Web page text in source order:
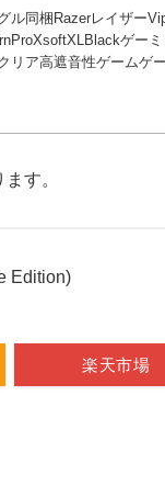
ル同梱Razerレイザー
ゲー
リア高遮音性ゲームゲ
す。
Edition)
楽天市場